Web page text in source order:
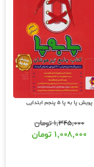
پویش پا به پا 5 پنجم ابتدایی
۱,۳۴۵,۰۰۰تومان
۱,۰۰۸,۰۰۰ تومان